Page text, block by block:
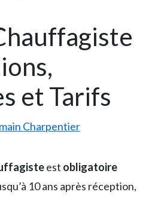
et Tarifs
Charpentier
est obligatoire
10 ans après réception,